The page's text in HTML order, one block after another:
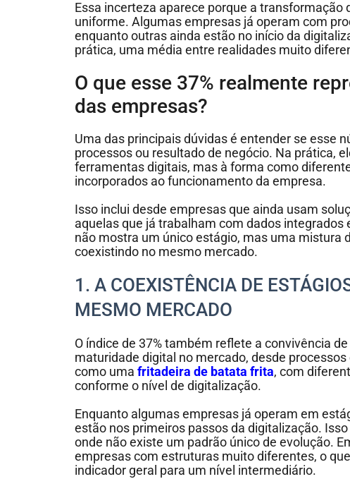
Essa incerteza aparece porque a transformação
uniforme. Algumas empresas já operam com
enquanto outras ainda estão no início da
prática, uma média entre realidades muito
O que esse 37% realmente
das empresas?
Uma das principais dúvidas é entender se esse
processos ou resultado de negócio. Na prática,
ferramentas digitais, mas à forma como
incorporados ao funcionamento da empresa.
Isso inclui desde empresas que ainda usam
aquelas que já trabalham com dados integrados
não mostra um único estágio, mas uma mistura
coexistindo no mesmo mercado.
1. A COEXISTÊNCIA DE
MESMO MERCADO
O índice de 37% também reflete a convivência
maturidade digital no mercado, desde
como uma fritadeira de batata frita, com
conforme o nível de digitalização.
Enquanto algumas empresas já operam em
estão nos primeiros passos da digitalização.
onde não existe um padrão único de evolução.
empresas com estruturas muito diferentes, o
indicador geral para um nível intermediário.